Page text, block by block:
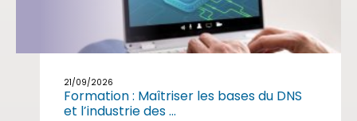
21/09/2026
Formation : Maîtriser les bases du DNS
et l’industrie des ...